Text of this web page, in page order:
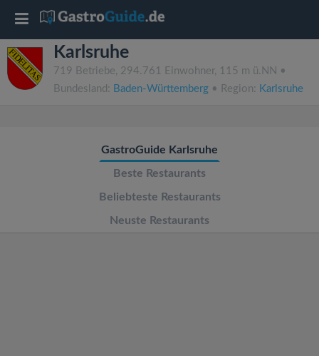
Karlsruhe
719 Betriebe, 294.761 Einwohner, 115 m ü.NN •
Bundesland: Baden-Württemberg • Region: Karlsruhe
GastroGuide Karlsruhe
Beste Restaurants
Beliebteste Restaurants
Neuste Restaurants
T
g